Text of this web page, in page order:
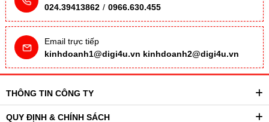
024.39413862 / 0966.630.455
Email trực tiếp
kinhdoanh1@digi4u.vn kinhdoanh2@digi4u.vn
THÔNG TIN CÔNG TY
QUY ĐỊNH & CHÍNH SÁCH